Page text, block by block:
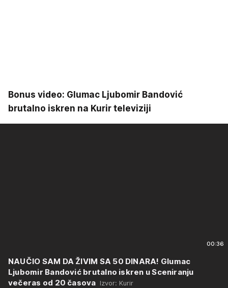
Bonus video: Glumac Ljubomir Bandović
brutalno iskren na Kurir televiziji
00:36
NAUČIO SAM DA ŽIVIM SA 50 DINARA! Glumac
Ljubomir Bandović brutalno iskren u Sceniranju
večeras od 20 časova Izvor: Kurir